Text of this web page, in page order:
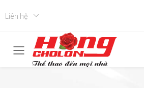
Liên hệ
Toggle mobile